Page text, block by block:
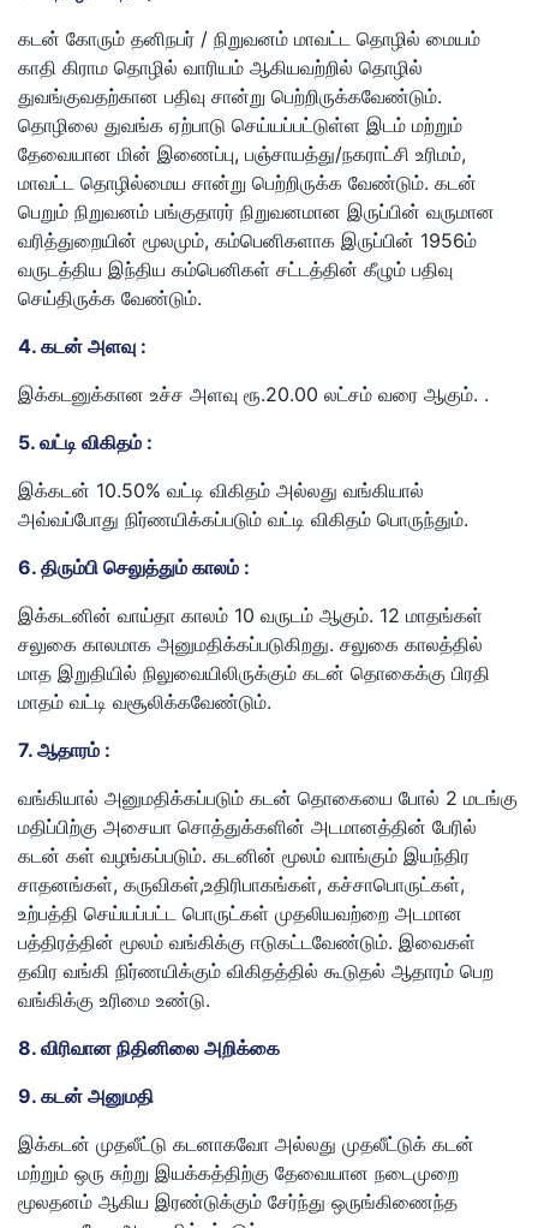
கடன் கோரும் தனிநபர் / நிறுவனம் மாவட்ட தொழில் மையம்
காதி கிராம தொழில் வாரியம் ஆகியவற்றில் தொழில்
துவங்குவதற்கான பதிவு சான்று பெற்றிருக்கவேண்டும்.
தொழிலை துவங்க ஏற்பாடு செய்யப்பட்டுள்ள இடம் மற்றும்
தேவையான மின் இணைப்பு, பஞ்சாயத்து/நகராட்சி உரிமம்,
மாவட்ட தொழில்மைய சான்று பெற்றிருக்க வேண்டும். கடன்
பெறும் நிறுவனம் பங்குதாரர் நிறுவனமான இருப்பின் வருமான
வரித்துறையின் மூலமும், கம்பெனிகளாக இருப்பின் 1956ம்
வருடத்திய இந்திய கம்பெனிகள் சட்டத்தின் கீழும் பதிவு
செய்திருக்க வேண்டும்.
4. கடன் அளவு :
இக்கடனுக்கான உச்ச அளவு ரூ.20.00 லட்சம் வரை ஆகும். .
5. வட்டி விகிதம் :
இக்கடன் 10.50% வட்டி விகிதம் அல்லது வங்கியால்
அவ்வப்போது நிர்ணயிக்கப்படும் வட்டி விகிதம் பொருந்தும்.
6. திரும்பி செலுத்தும் காலம் :
இக்கடனின் வாய்தா காலம் 10 வருடம் ஆகும். 12 மாதங்கள்
சலுகை காலமாக அனுமதிக்கப்படுகிறது. சலுகை காலத்தில்
மாத இறுதியில் நிலுவையிலிருக்கும் கடன் தொகைக்கு பிரதி
மாதம் வட்டி வசூலிக்கவேண்டும்.
7. ஆதாரம் :
வங்கியால் அனுமதிக்கப்படும் கடன் தொகையை போல் 2 மடங்கு
மதிப்பிற்கு அசையா சொத்துக்களின் அடமானத்தின் பேரில்
கடன் கள் வழங்கப்படும். கடனின் மூலம் வாங்கும் இயந்திர
சாதனங்கள், கருவிகள்,உதிரிபாகங்கள், கச்சாபொருட்கள்,
உற்பத்தி செய்யப்பட்ட பொருட்கள் முதலியவற்றை அடமான
பத்திரத்தின் மூலம் வங்கிக்கு ஈடுகட்டவேண்டும். இவைகள்
தவிர வங்கி நிர்ணயிக்கும் விகிதத்தில் கூடுதல் ஆதாரம் பெற
வங்கிக்கு உரிமை உண்டு.
8. விரிவான நிதினிலை அறிக்கை
9. கடன் அனுமதி
இக்கடன் முதலீட்டு கடனாகவோ அல்லது முதலீட்டுக் கடன்
மற்றும் ஒரு சுற்று இயக்கத்திற்கு தேவையான நடைமுறை
மூலதனம் ஆகிய இரண்டுக்கும் சேர்ந்து ஒருங்கிணைந்த